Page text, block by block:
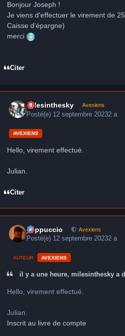
Bonjour Joseph !
Je viens d'effectuer le virement de
Caisse d’épargne)
merci
Citer
milesinthesky Avexiens
Posté(e) 12 septembre 20232 a
AVEXIENS
Hello, virement effectué.
Julian.
Citer
peppuccio Avexiens
Posté(e) 12 septembre 20232 a
AUTEUR AVEXIENS
il y a une heure, milesinthesky a
Hello, virement effectué.
Julian.
Inscrit au livre de compte